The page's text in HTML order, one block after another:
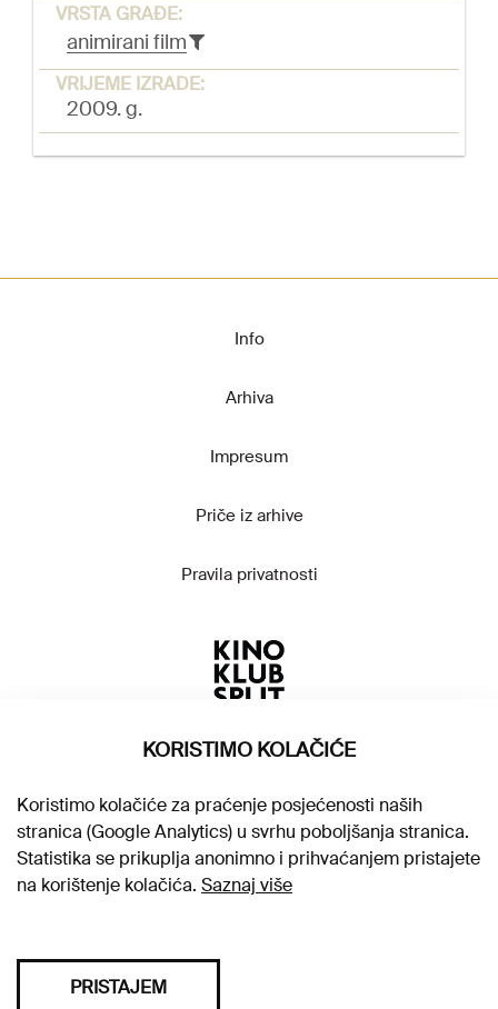
VRSTA GRAĐE:
animirani film
VRIJEME IZRADE:
2009. g.
Info
Arhiva
Impresum
Priče iz arhive
Pravila privatnosti
KORISTIMO KOLAČIĆE
Koristimo kolačiće za praćenje posjećenosti naših
stranica (Google Analytics) u svrhu poboljšanja stranica.
Statistika se prikuplja anonimno i prihvaćanjem pristajete
na korištenje kolačića. Saznaj više
PRISTAJEM